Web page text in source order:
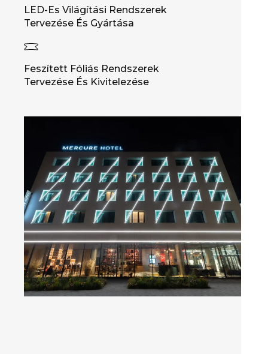
LED-Es Világítási Rendszerek
Tervezése És Gyártása
Feszített Fóliás Rendszerek
Tervezése És Kivitelezése